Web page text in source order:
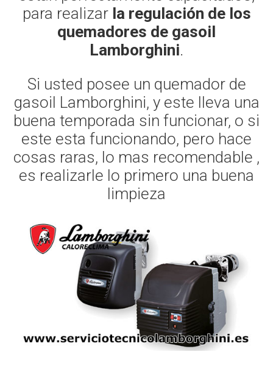
para realizar la regulación de los
quemadores de gasoil
Lamborghini.
Si usted posee un quemador de
gasoil Lamborghini, y este lleva una
buena temporada sin funcionar, o si
este esta funcionando, pero hace
cosas raras, lo mas recomendable ,
es realizarle lo primero una buena
limpieza